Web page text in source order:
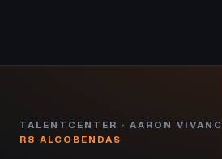
TALENTCENTER · AARON
R8 ALCOBENDAS